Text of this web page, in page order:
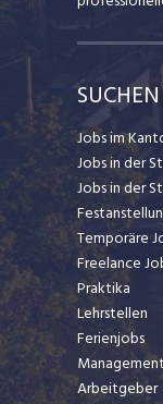
SUCHEN
Jobs im
Jobs in der
Jobs in der
Temporäre
Freelance
Praktika
Lehrstellen
Ferienjobs
Arbeitgeber